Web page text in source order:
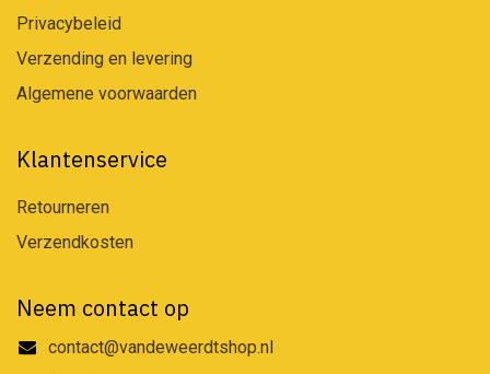
Privacybeleid
Verzending en levering
Algemene voorwaarden
Klantenservice
Retourneren
Verzendkosten
Neem contact op
contact@vandeweerdtshop.nl